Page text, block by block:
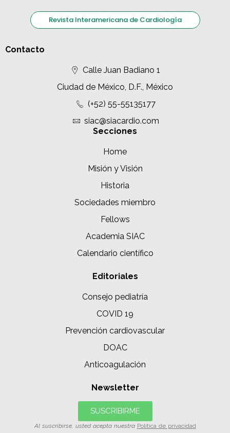
Revista Interamericana de Cardiología
Contacto
Calle Juan Badiano 1
Ciudad de México, D.F., México
(+52) 55-55135177
siac@siacardio.com
Secciones
Home
Misión y Visión
Historia
Sociedades miembro
Fellows
Academia SIAC
Calendario científico
Editoriales
Consejo pediatría
COVID 19
Prevención cardiovascular
DOAC
Anticoagulación
Newsletter
SUSCRIBIRME
Al suscribirse, usted acepta nuestra Política de privacidad